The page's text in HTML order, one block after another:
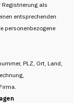
Registrierung als
entsprechenden
personenbezogene
PLZ, Ort, Land,